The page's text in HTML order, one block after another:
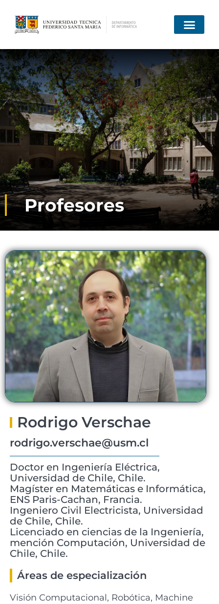
Profesores
Rodrigo Verschae
rodrigo.verschae@usm.cl
Doctor en Ingeniería Eléctrica,
Universidad de Chile, Chile.
Magíster en Matemáticas e Informática,
ENS Paris-Cachan, Francia.
Ingeniero Civil Electricista, Universidad
de Chile, Chile.
Licenciado en ciencias de la Ingeniería,
mención Computación, Universidad de
Chile, Chile.
Áreas de especialización
Visión Computacional, Robótica, Machine